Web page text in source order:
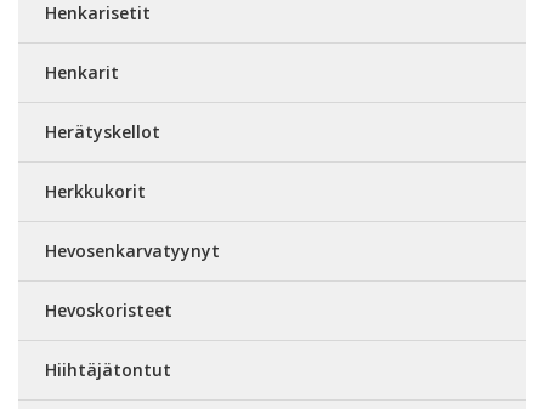
Henkarisetit
Henkarit
Herätyskellot
Herkkukorit
Hevosenkarvatyynyt
Hevoskoristeet
Hiihtäjätontut